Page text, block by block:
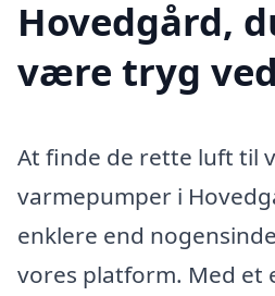
Hovedgård,
være tryg ved
At finde de rette luft til
varmepumper i
enklere end
vores platform. Med et